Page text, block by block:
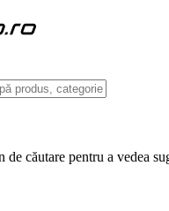
de căutare pentru a vedea